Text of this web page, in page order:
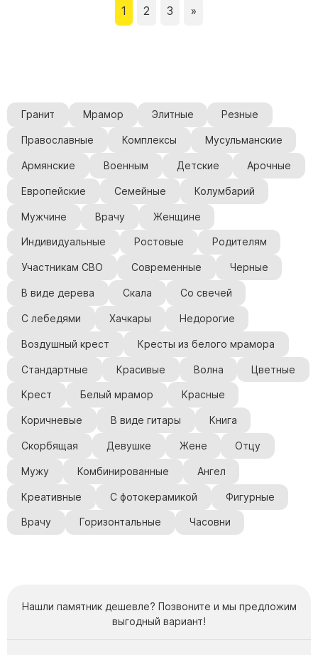
1 2 3 »
Гранит Мрамор Элитные Резные
Православные Комплексы Мусульманские
Армянские Военным Детские Арочные
Европейские Семейные Колумбарий
Мужчине Врачу Женщине
Индивидуальные Ростовые Родителям
Участникам СВО Современные Черные
В виде дерева Скала Со свечей
С лебедями Хачкары Недорогие
Воздушный крест Кресты из белого мрамора
Стандартные Красивые Волна Цветные
Крест Белый мрамор Красные
Коричневые В виде гитары Книга
Скорбящая Девушке Жене Отцу
Мужу Комбинированные Ангел
Креативные С фотокерамикой Фигурные
Врачу Горизонтальные Часовни
Нашли памятник дешевле? Позвоните и мы предложим
выгодный вариант!